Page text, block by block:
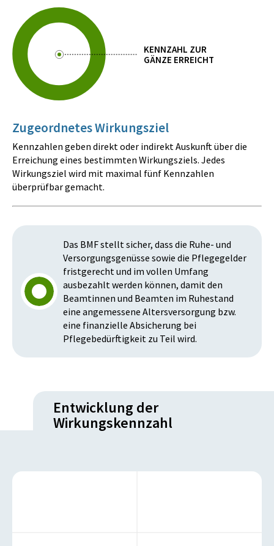
KENNZAHL ZUR
GÄNZE ERREICHT
Zugeordnetes Wirkungsziel
Kennzahlen geben direkt oder indirekt Auskunft über die
Erreichung eines bestimmten Wirkungsziels. Jedes
Wirkungsziel wird mit maximal fünf Kennzahlen
überprüfbar gemacht.
Das BMF stellt sicher, dass die Ruhe- und
Versorgungsgenüsse sowie die Pflegegelder
fristgerecht und im vollen Umfang
ausbezahlt werden können, damit den
Beamtinnen und Beamten im Ruhestand
eine angemessene Altersversorgung bzw.
eine finanzielle Absicherung bei
Pflegebedürftigkeit zu Teil wird.
Entwicklung der
Wirkungskennzahl